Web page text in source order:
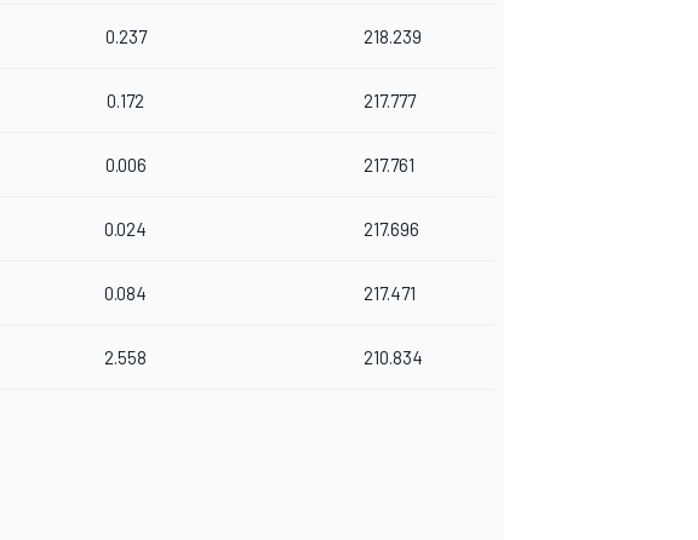
0.237 218.239
0.172 217.777
0.006 217.761
0.024 217.696
0.084 217.471
2.558 210.834